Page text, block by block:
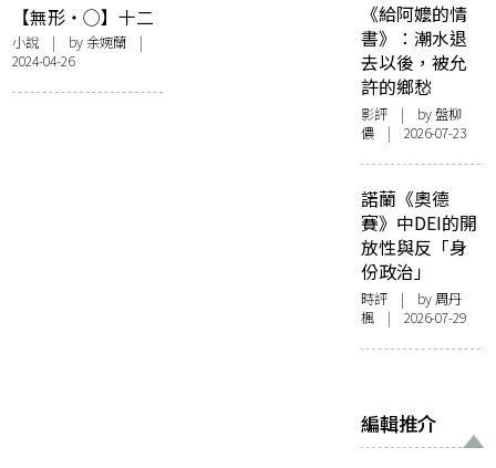
【無形・◯】十二
因緣
小說 | by 余婉蘭 |
2024-04-26
《給阿嬤的情
書》：潮水退
去以後，被允
許的鄉愁
影評 | by 盤柳
儂 | 2026-07-23
諾蘭《奧德
賽》中DEI的開
放性與反「身
份政治」
時評 | by周丹
楓 | 2026-07-29
編輯推介